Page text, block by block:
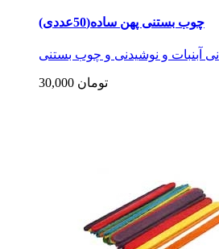
چوب بستنی پهن ساده(50عددی)
نی آبنبات و نوشیدنی و چوب بستنی
30,000 تومان